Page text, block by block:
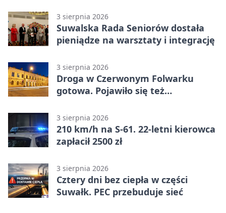
3 sierpnia 2026
Suwalska Rada Seniorów dostała
pieniądze na warsztaty i integrację
3 sierpnia 2026
Droga w Czerwonym Folwarku
gotowa. Pojawiło się też
3 sierpnia 2026
210 km/h na S-61. 22-letni kierowca
zapłacił 2500 zł
3 sierpnia 2026
Cztery dni bez ciepła w części
Suwałk. PEC przebuduje sieć